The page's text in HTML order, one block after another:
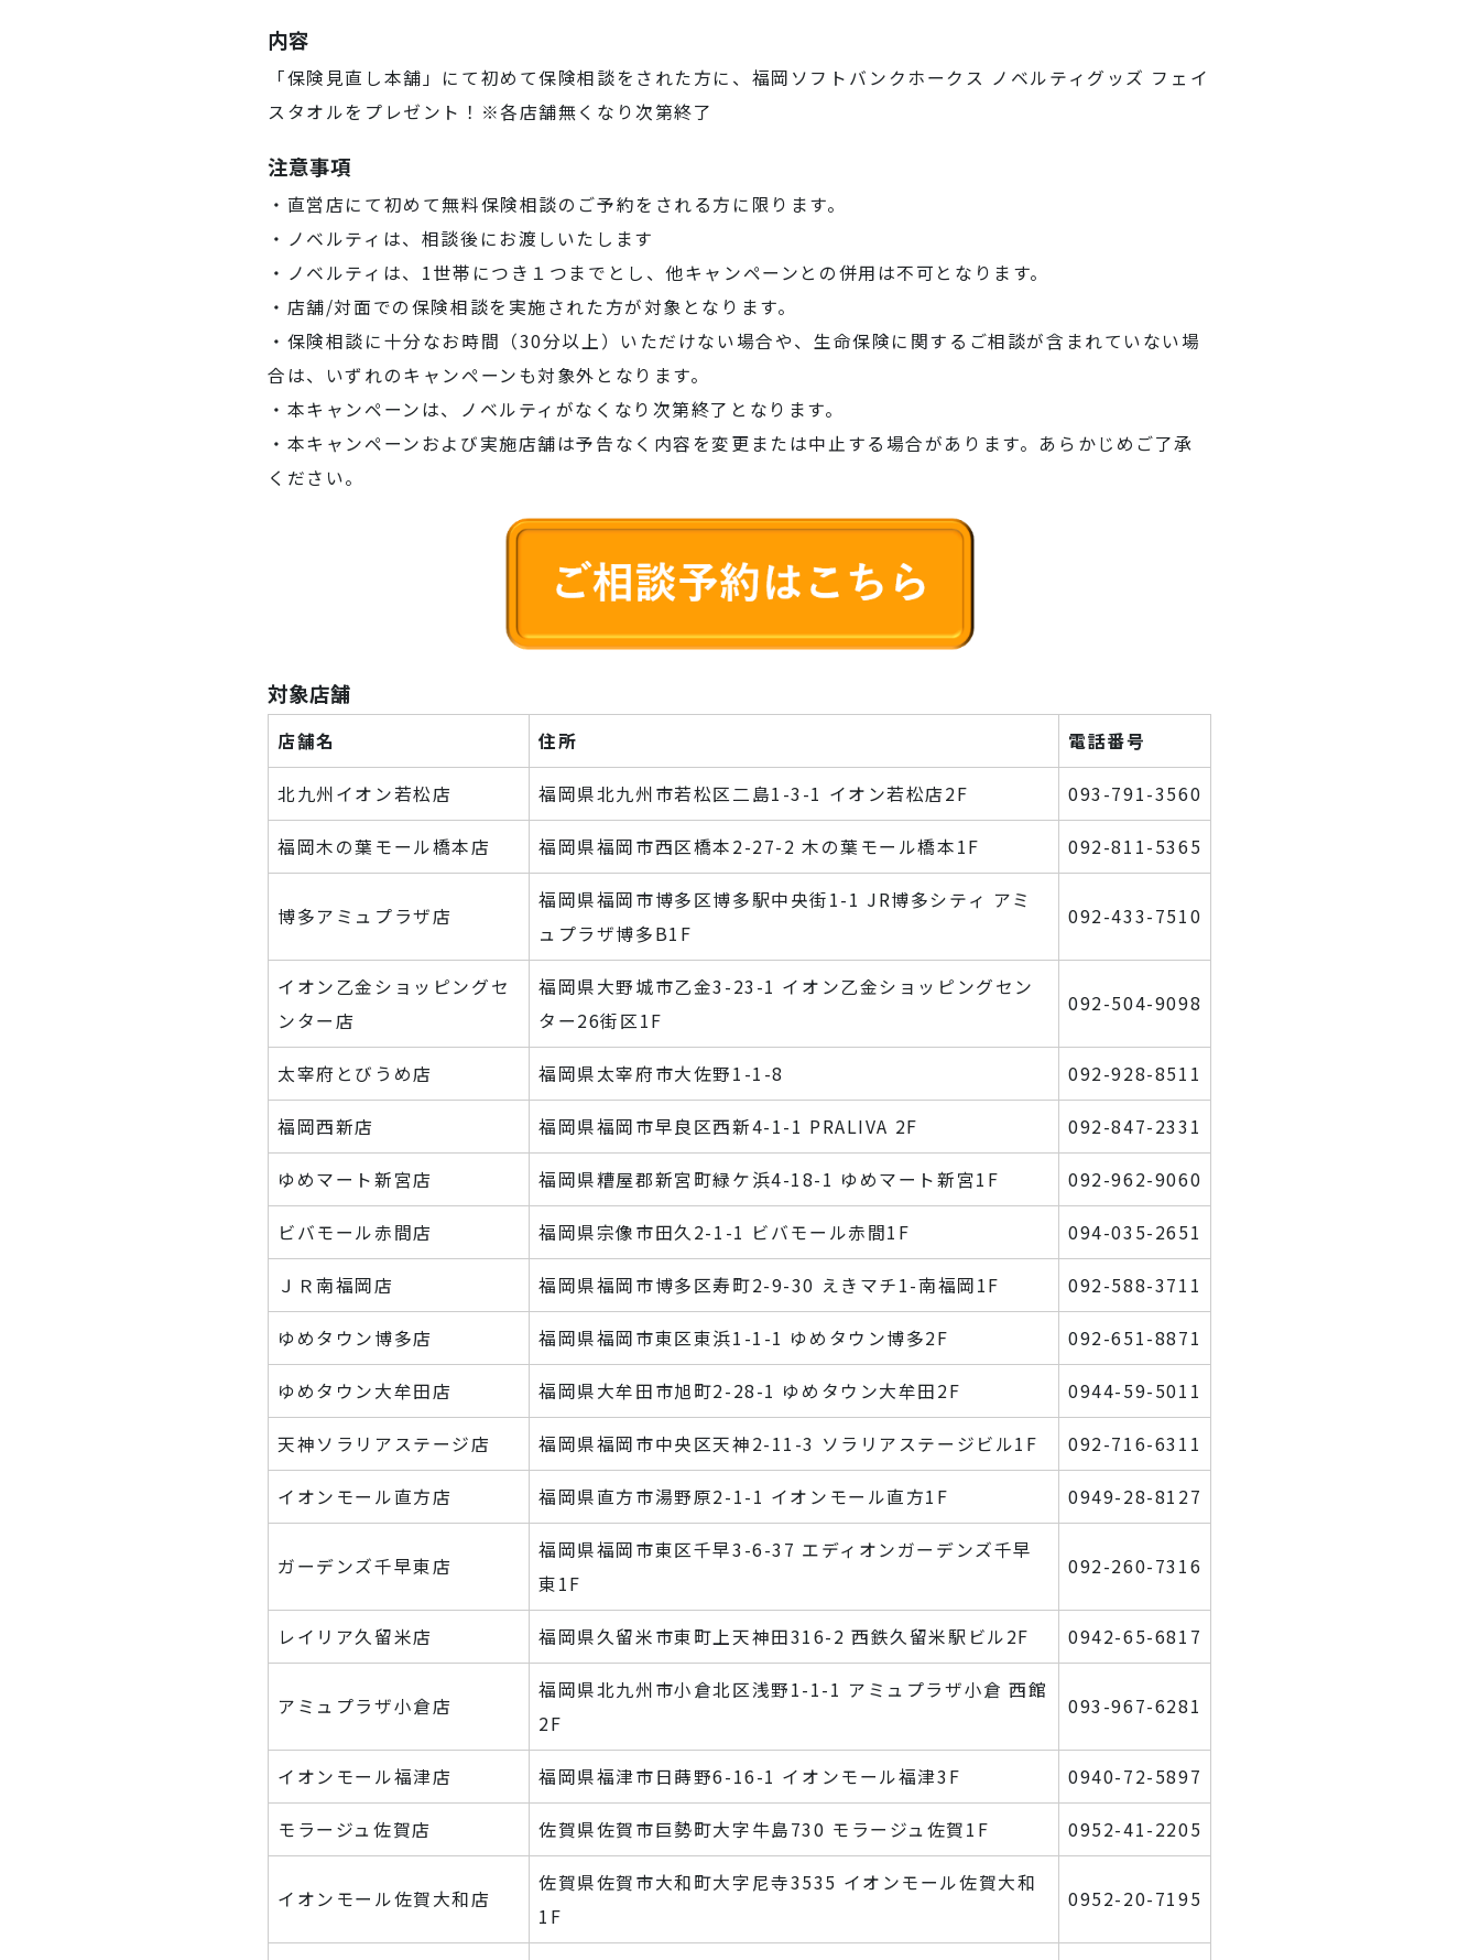
内容
「保険見直し本舗」にて初めて保険相談をされた方に、福岡ソフトバンクホークス ノベルティグッズ フェイ
スタオルをプレゼント！※各店舗無くなり次第終了
注意事項
・直営店にて初めて無料保険相談のご予約をされる方に限ります。
・ノベルティは、相談後にお渡しいたします
・ノベルティは、1世帯につき１つまでとし、他キャンペーンとの併用は不可となります。
・店舗/対面での保険相談を実施された方が対象となります。
・保険相談に十分なお時間（30分以上）いただけない場合や、生命保険に関するご相談が含まれていない場
合は、いずれのキャンペーンも対象外となります。
・本キャンペーンは、ノベルティがなくなり次第終了となります。
・本キャンペーンおよび実施店舗は予告なく内容を変更または中止する場合があります。あらかじめご了承
ください。
対象店舗
店舗名 住所 電話番号
北九州イオン若松店 福岡県北九州市若松区二島1-3-1 イオン若松店2F 093-791-3560
福岡木の葉モール橋本店 福岡県福岡市西区橋本2-27-2 木の葉モール橋本1F 092-811-5365
博多アミュプラザ店
福岡県福岡市博多区博多駅中央街1-1 JR博多シティ アミ
ュプラザ博多B1F
092-433-7510
イオン乙金ショッピングセ
ンター店
福岡県大野城市乙金3-23-1 イオン乙金ショッピングセン
ター26街区1F
092-504-9098
太宰府とびうめ店 福岡県太宰府市大佐野1-1-8 092-928-8511
福岡西新店 福岡県福岡市早良区西新4-1-1 PRALIVA 2F 092-847-2331
ゆめマート新宮店 福岡県糟屋郡新宮町緑ケ浜4-18-1 ゆめマート新宮1F 092-962-9060
ビバモール赤間店 福岡県宗像市田久2-1-1 ビバモール赤間1F 094-035-2651
ＪＲ南福岡店 福岡県福岡市博多区寿町2-9-30 えきマチ1-南福岡1F 092-588-3711
ゆめタウン博多店 福岡県福岡市東区東浜1-1-1 ゆめタウン博多2F 092-651-8871
ゆめタウン大牟田店 福岡県大牟田市旭町2-28-1 ゆめタウン大牟田2F 0944-59-5011
天神ソラリアステージ店 福岡県福岡市中央区天神2-11-3 ソラリアステージビル1F 092-716-6311
イオンモール直方店 福岡県直方市湯野原2-1-1 イオンモール直方1F 0949-28-8127
ガーデンズ千早東店
福岡県福岡市東区千早3-6-37 エディオンガーデンズ千早
東1F
092-260-7316
レイリア久留米店 福岡県久留米市東町上天神田316-2 西鉄久留米駅ビル2F 0942-65-6817
アミュプラザ小倉店
福岡県北九州市小倉北区浅野1-1-1 アミュプラザ小倉 西館
2F
093-967-6281
イオンモール福津店 福岡県福津市日蒔野6-16-1 イオンモール福津3F 0940-72-5897
モラージュ佐賀店 佐賀県佐賀市巨勢町大字牛島730 モラージュ佐賀1F 0952-41-2205
イオンモール佐賀大和店
佐賀県佐賀市大和町大字尼寺3535 イオンモール佐賀大和
1F
0952-20-7195